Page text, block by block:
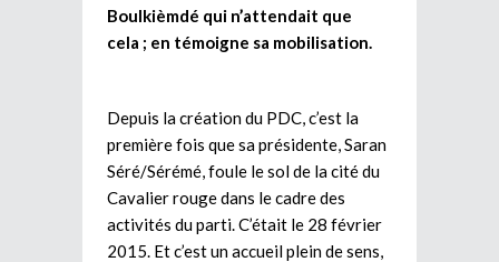
Boulkièmdé qui n’attendait que
cela ; en témoigne sa mobilisation.
Depuis la création du PDC, c’est la
première fois que sa présidente, Saran
Séré/Sérémé, foule le sol de la cité du
Cavalier rouge dans le cadre des
activités du parti. C’était le 28 février
2015. Et c’est un accueil plein de sens,